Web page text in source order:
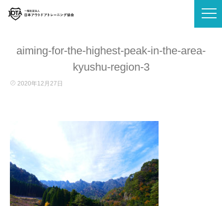
aiming-for-the-highest-peak-in-the-area-
kyushu-region-3
2020年12月27日